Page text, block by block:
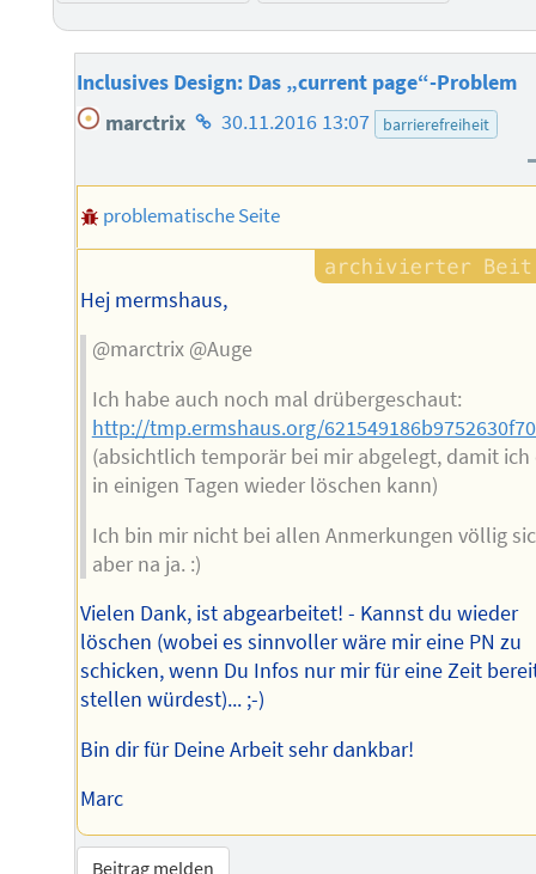
Inclusives Design: Das „current page“-Problem
marctrix Homepage
Autors
30.11.2016 13:07 barrierefreiheit
problematische Seite
Hej mermshaus,
@marctrix @Auge
Ich habe auch noch mal drübergeschaut:
http://tmp.ermshaus.org/
(absichtlich temporär bei mir abgelegt, damit ich
in einigen Tagen wieder löschen kann)
Ich bin mir nicht bei allen Anmerkungen völlig
aber na ja. :)
Vielen Dank, ist abgearbeitet! - Kannst du wieder
löschen (wobei es sinnvoller wäre mir eine PN zu
schicken, wenn Du Infos nur mir für eine Zeit
stellen würdest)... ;-)
Bin dir für Deine Arbeit sehr dankbar!
Marc
Beitrag melden